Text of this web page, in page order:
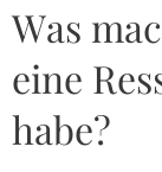
Was
eine
habe?